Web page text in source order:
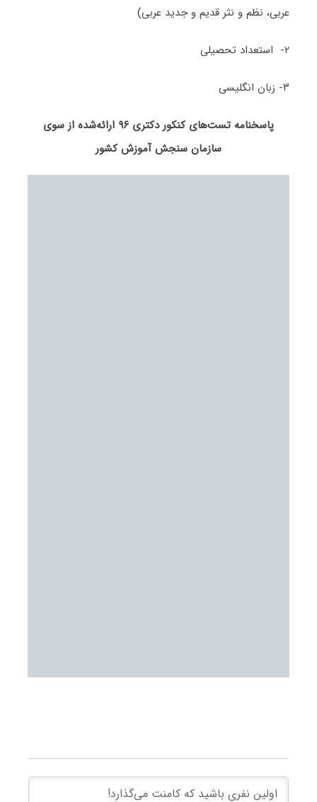
عربی، نظم و نثر قدیم و جدید عربی)
۲- استعداد تحصیلی
۳- زبان انگلیسی
پاسخنامه تست‌های کنکور دکتری ۹۶ ارائه‌شده از سوی
سازمان سنجش آموزش کشور